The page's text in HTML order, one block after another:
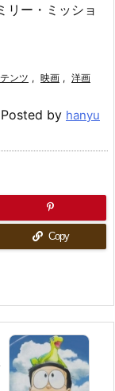
ー・ミッショ
ンツ , 映画 , 洋画
Posted by hanyu
Copy